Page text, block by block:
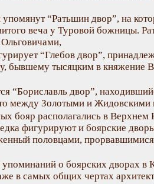
упомянут “Ратьшин двор”, на
веча у Туровой божницы.
“Глебов двор”,
бывшему тысяцким в княжение
“Бориславль двор”,
между Золотыми и Жидовскими
бояр располагались в Верхнем
фигурируют и боярские
половцами, прорвавшимися
о боярских дворах в
в самых общих чертах